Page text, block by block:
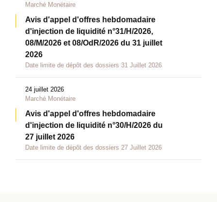
Marché Monétaire
Avis d'appel d'offres hebdomadaire
d'injection de liquidité n°31/H/2026,
08/M/2026 et 08/OdR/2026 du 31 juillet
2026
Date limite de dépôt des dossiers 31 Juillet 2026
24 juillet 2026
Marché Monétaire
Avis d'appel d'offres hebdomadaire
d'injection de liquidité n°30/H/2026 du
27 juillet 2026
Date limite de dépôt des dossiers 27 Juillet 2026